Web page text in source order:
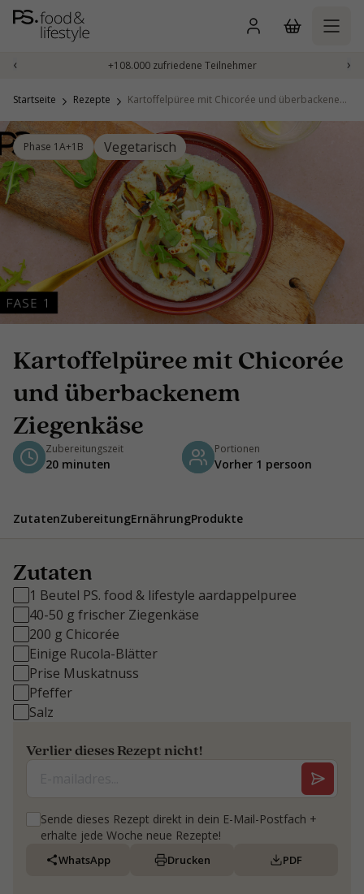
Zum
Inhalt
springen
‹ +108.000 zufriedene Teilnehmer ›
Startseite Rezepte Kartoffelpüree mit Chicorée und überbackenem Ziegenkäse
Phase 1A+1B Vegetarisch
Kartoffelpüree mit Chicorée
und überbackenem
Ziegenkäse
Zubereitungszeit
20 minuten
Portionen
Vorher 1 persoon
ZutatenZubereitungErnährungProdukte
Zutaten
1 Beutel PS. food & lifestyle aardappelpuree
40-50 g frischer Ziegenkäse
200 g Chicorée
Einige Rucola-Blätter
Prise Muskatnuss
Pfeffer
Salz
Verlier dieses Rezept nicht!
Sende dieses Rezept direkt in dein E-Mail-Postfach +
erhalte jede Woche neue Rezepte!
WhatsApp Drucken PDF